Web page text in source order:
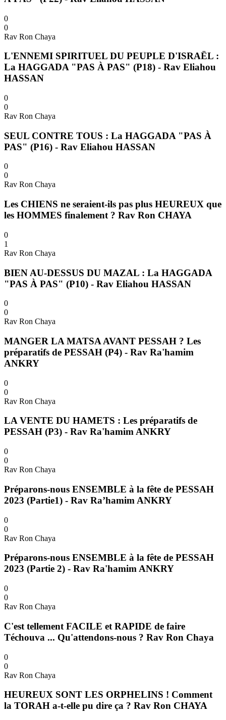
0
0
Rav Ron Chaya
L'ENNEMI SPIRITUEL DU PEUPLE D'ISRAËL :
La HAGGADA "PAS À PAS" (P18) - Rav Eliahou
HASSAN
0
0
Rav Ron Chaya
SEUL CONTRE TOUS : La HAGGADA "PAS À
PAS" (P16) - Rav Eliahou HASSAN
0
0
Rav Ron Chaya
Les CHIENS ne seraient-ils pas plus HEUREUX que
les HOMMES finalement ? Rav Ron CHAYA
0
1
Rav Ron Chaya
BIEN AU-DESSUS DU MAZAL : La HAGGADA
"PAS À PAS" (P10) - Rav Eliahou HASSAN
0
0
Rav Ron Chaya
MANGER LA MATSA AVANT PESSAH ? Les
préparatifs de PESSAH (P4) - Rav Ra'hamim
ANKRY
0
0
Rav Ron Chaya
LA VENTE DU HAMETS : Les préparatifs de
PESSAH (P3) - Rav Ra'hamim ANKRY
0
0
Rav Ron Chaya
Préparons-nous ENSEMBLE à la fête de PESSAH
2023 (Partie1) - Rav Ra’hamim ANKRY
0
0
Rav Ron Chaya
Préparons-nous ENSEMBLE à la fête de PESSAH
2023 (Partie 2) - Rav Ra'hamim ANKRY
0
0
Rav Ron Chaya
C'est tellement FACILE et RAPIDE de faire
Téchouva ... Qu'attendons-nous ? Rav Ron Chaya
0
0
Rav Ron Chaya
HEUREUX SONT LES ORPHELINS ! Comment
la TORAH a-t-elle pu dire ça ? Rav Ron CHAYA